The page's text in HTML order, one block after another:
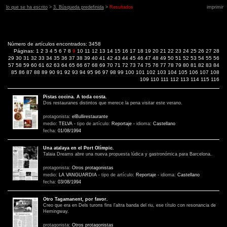
lo que se ha escrito> 3. Búsqueda predefinida> Resultados imprimir
Número de artículos encontrados: 3458
Páginas: 1 2 3 4 5 6 7 8 9 10 11 12 13 14 15 16 17 18 19 20 21 22 23 24 25 26 27 28
29 30 31 32 33 34 35 36 37 38 39 40 41 42 43 44 45 46 47 48 49 50 51 52 53 54 55 56
57 58 59 60 61 62 63 64 65 66 67 68 69 70 71 72 73 74 75 76 77 78 79 80 81 82 83 84
85 86 87 88 89 90 91 92 93 94 95 96 97 98 99 100 101 102 103 104 105 106 107 108
109 110 111 112 113 114 115 116
Pistas cocina. A toda costa.
Dos restauranes distintos que merece la pena visitar este verano.
protagonista: elBullirestaurante
medio: TELVA - tipo de artículo: Reportaje - idioma: Castellano
fecha: 01/08/1994
Una atalaya en el Port Olímpic.
Talaia Dreams abre una nueva propuesta lúdica y gastronómica para Barcelona.
protagonista: Otros protagonistas
medio: LA VANGUARDIA - tipo de artículo: Reportaje - idioma: Castellano
fecha: 03/08/1994
Otro Tagamanent, por favor.
Creo que era en Dels turons fins l’altra banda del riu, ese título con resonancia de
Hemingway.
protagonista: Otros protagonistas